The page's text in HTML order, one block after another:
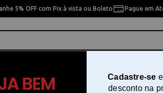
5% OFF com Pix à vista ou Boleto Pague em
Pintura
Cadastre-se
desconto na